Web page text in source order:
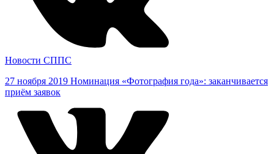
Новости СППС
27 ноября 2019 Номинация «Фотография года»: заканчивается
приём заявок